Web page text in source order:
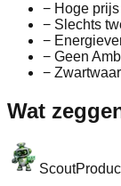
− Hoge
− Slechts
−
− Geen
−
Wat
Scout